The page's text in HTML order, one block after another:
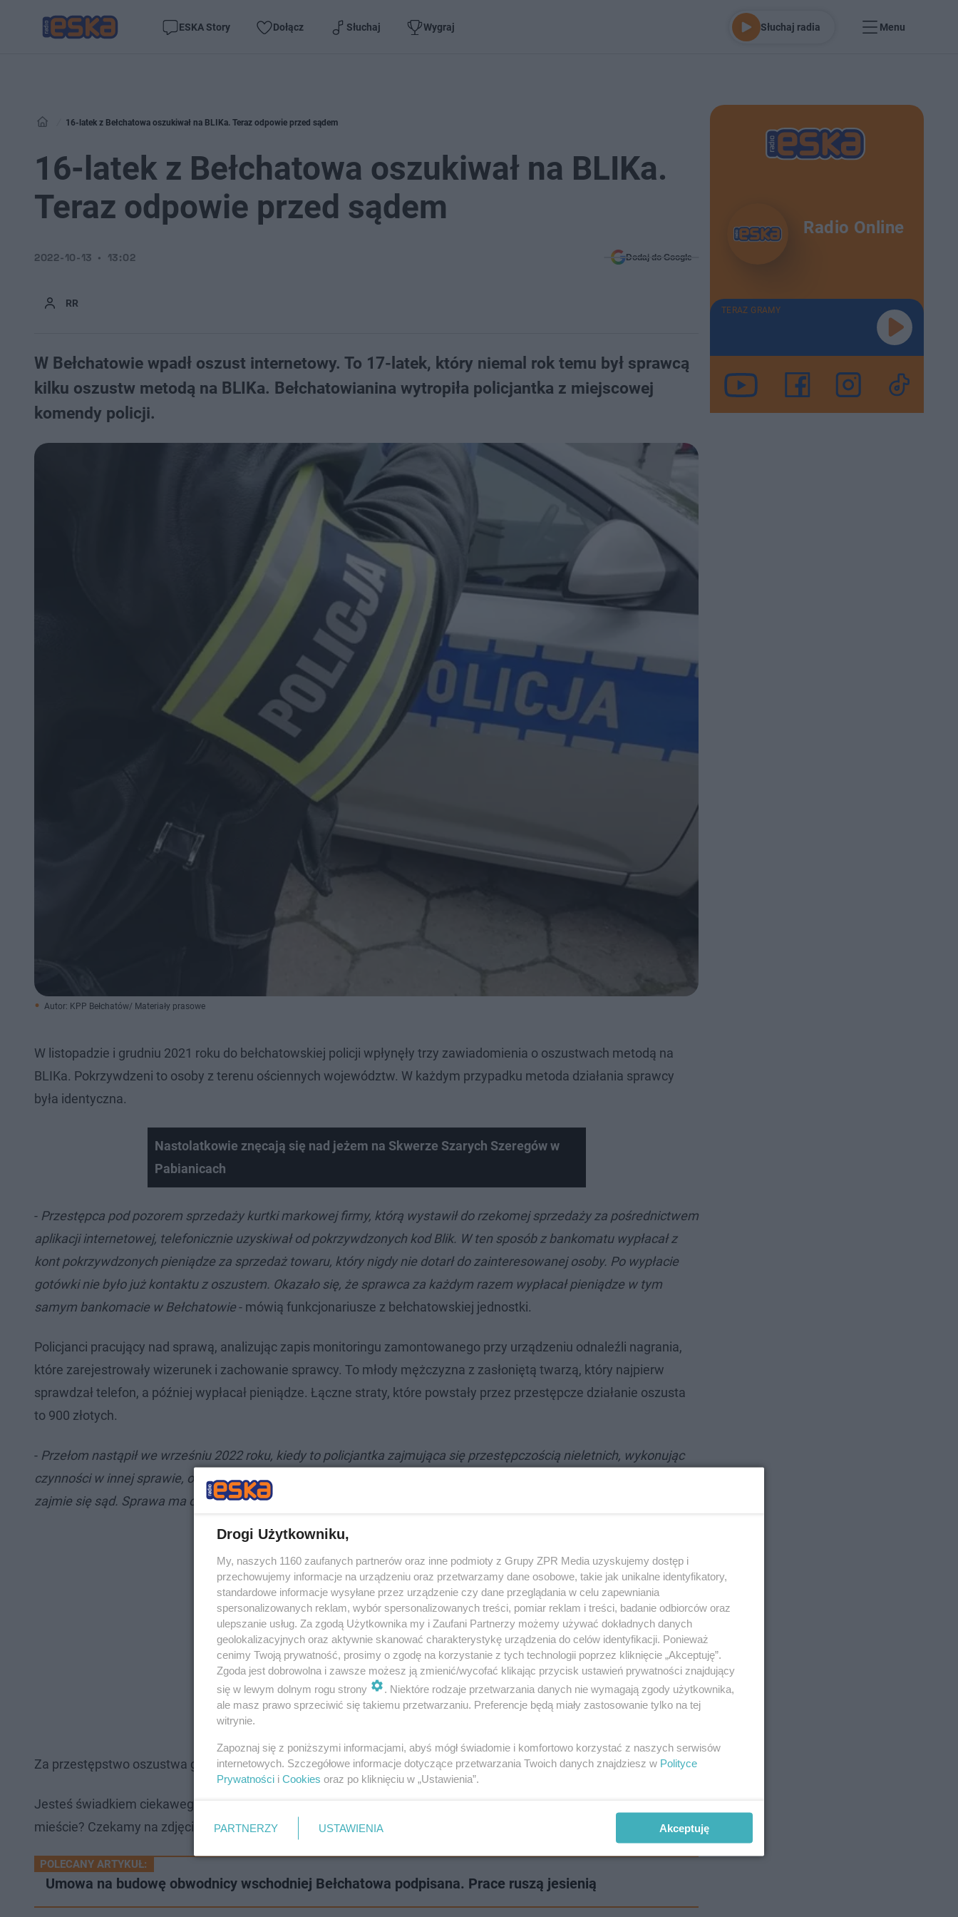
ESKA Story Dołącz Słuchaj Wygraj Słuchaj radia Menu
16-latek z Bełchatowa oszukiwał na BLIKa. Teraz odpowie przed sądem
16-latek z Bełchatowa oszukiwał na BLIKa.
Teraz odpowie przed sądem
RR
2022-10-13 13:02 Dodaj do Google
W Bełchatowie wpadł oszust internetowy. To 17-latek, który niemal rok temu był sprawcą
kilku oszustw metodą na BLIKa. Bełchatowianina wytropiła policjantka z miejscowej
komendy policji.
Autor: KPP Bełchatów/ Materiały prasowe
W listopadzie i grudniu 2021 roku do bełchatowskiej policji wpłynęły trzy zawiadomienia o oszustwach metodą na
BLIKa. Pokrzywdzeni to osoby z terenu ościennych województw. W każdym przypadku metoda działania sprawcy
była identyczna.
Nastolatkowie znęcają się nad jeżem na Skwerze Szarych Szeregów w
Pabianicach
- Przestępca pod pozorem sprzedaży kurtki markowej firmy, którą wystawił do rzekomej sprzedaży za pośrednictwem
aplikacji internetowej, telefonicznie uzyskiwał od pokrzywdzonych kod Blik. W ten sposób z bankomatu wypłacał z
kont pokrzywdzonych pieniądze za sprzedaż towaru, który nigdy nie dotarł do zainteresowanej osoby. Po wypłacie
gotówki nie było już kontaktu z oszustem. Okazało się, że sprawca za każdym razem wypłacał pieniądze w tym
samym bankomacie w Bełchatowie- mówią funkcjonariusze z bełchatowskiej jednostki.
Policjanci pracujący nad sprawą, analizując zapis monitoringu zamontowanego przy urządzeniu odnaleźli nagrania,
które zarejestrowały wizerunek i zachowanie sprawcy. To młody mężczyzna z zasłoniętą twarzą, który najpierw
sprawdzał telefon, a później wypłacał pieniądze. Łączne straty, które powstały przez przestępcze działanie oszusta
to 900 złotych.
- Przełom nastąpił we wrześniu 2022 roku, kiedy to policjantka zajmująca się przestępczością nieletnich, wykonując
czynności w innej sprawie, odkryła, że poszukiwanym oszustem może być 17-latek. Teraz oceną jego zachowania
zajmie się sąd. Sprawa ma charakter rozwojowy
Za przestępstwo oszustwa grozi kara do 8 lat pozbawienia wolności.
Jesteś świadkiem ciekawego zdarzenia w twojej okolicy? A może chcesz poinformować o trudnej sytuacji w twoim
mieście? Czekamy na zdjęcia, filmy i gorące newsy! Pisz do nas na:
POLECANY ARTYKUŁ:
Umowa na budowę obwodnicy wschodniej Bełchatowa podpisana. Prace ruszą jesienią
Radio Online
TERAZ GRAMY
Drogi Użytkowniku,
My, naszych 1160 zaufanych partnerów oraz inne podmioty z Grupy ZPR Media uzyskujemy dostęp i
przechowujemy informacje na urządzeniu oraz przetwarzamy dane osobowe, takie jak unikalne identyfikatory,
standardowe informacje wysyłane przez urządzenie czy dane przeglądania w celu zapewniania
spersonalizowanych reklam, wybór spersonalizowanych treści, pomiar reklam i treści, badanie odbiorców oraz
ulepszanie usług. Za zgodą Użytkownika my i Zaufani Partnerzy możemy używać dokładnych danych
geolokalizacyjnych oraz aktywnie skanować charakterystykę urządzenia do celów identyfikacji. Ponieważ
cenimy Twoją prywatność, prosimy o zgodę na korzystanie z tych technologii poprzez kliknięcie „Akceptuję”.
Zgoda jest dobrowolna i zawsze możesz ją zmienić/wycofać klikając przycisk ustawień prywatności znajdujący
się w lewym dolnym rogu strony
. Niektóre rodzaje przetwarzania danych nie wymagają zgody użytkownika,
ale masz prawo sprzeciwić się takiemu przetwarzaniu. Preferencje będą miały zastosowanie tylko na tej
witrynie.
Zapoznaj się z poniższymi informacjami, abyś mógł świadomie i komfortowo korzystać z naszych serwisów
internetowych. Szczegółowe informacje dotyczące przetwarzania Twoich danych znajdziesz w Polityce
Prywatności i Cookies oraz po kliknięciu w „Ustawienia”.
PARTNERZY USTAWIENIA Akceptuję